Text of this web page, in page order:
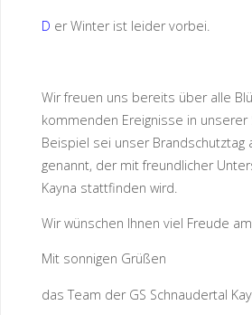
D er Winter ist leider vorbei.
Wir freuen uns bereits über alle
kommenden Ereignisse in unserer
Beispiel sei unser Brandschutztag
genannt, der mit freundlicher
Kayna stattfinden wird.
Wir wünschen Ihnen viel Freude
Mit sonnigen Grüßen
das Team der GS Schnaudertal